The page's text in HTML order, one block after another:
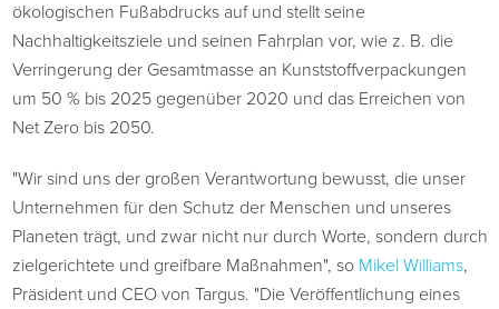
ökologischen Fußabdrucks auf und stellt seine
Nachhaltigkeitsziele und seinen Fahrplan vor, wie z. B. die
Verringerung der Gesamtmasse an Kunststoffverpackungen
um 50 % bis 2025 gegenüber 2020 und das Erreichen von
Net Zero bis 2050.
"Wir sind uns der großen Verantwortung bewusst, die unser
Unternehmen für den Schutz der Menschen und unseres
Planeten trägt, und zwar nicht nur durch Worte, sondern durch
zielgerichtete und greifbare Maßnahmen", so Mikel Williams,
Präsident und CEO von Targus. "Die Veröffentlichung eines